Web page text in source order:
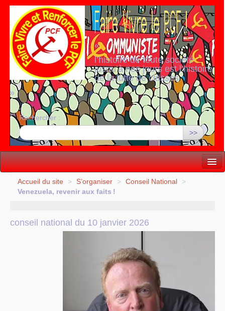
«
l’histoire de toute société
jusqu’à nos jours est l’histoire
de la lutte de classes
»
Rechercher :
>>
Vie politique
Internationale
Accueil du site > S’organiser > Conseil National
>
Venezuela, revenir aux faits !
conseil national du 10 janvier 2026